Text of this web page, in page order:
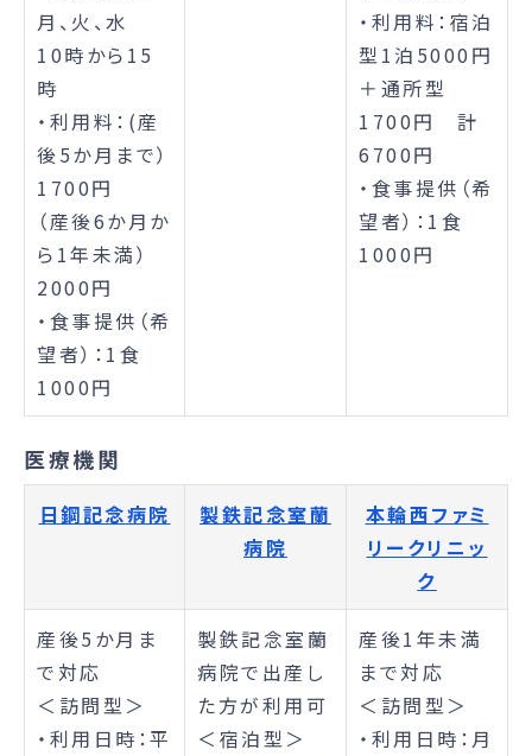
月、火、水
10時から15
時
・利用料：(産
後5か月まで）
1700円
（産後6か月か
ら1年未満）
2000円
・食事提供（希
望者）：1食
1000円
・利用料：宿泊
型1泊5000円
＋通所型
1700円 計
6700円
・食事提供（希
望者）：1食
1000円
医療機関
日鋼記念病院
製鉄記念室蘭
病院
本輪西ファミ
リークリニッ
ク
産後5か月ま
で対応
＜訪問型＞
・利用日時：平
製鉄記念室蘭
病院で出産し
た方が利用可
＜宿泊型＞
産後1年未満
まで対応
＜訪問型＞
・利用日時：月